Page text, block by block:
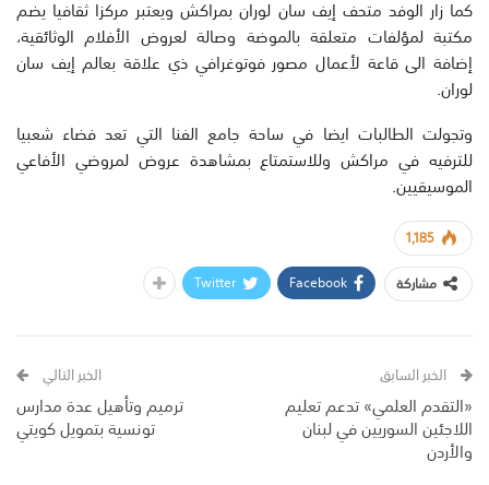
كما زار الوفد متحف إيف سان لوران بمراكش ويعتبر مركزا ثقافيا يضم
مكتبة لمؤلفات متعلقة بالموضة وصالة لعروض الأفلام الوثائقية،
إضافة الى قاعة لأعمال مصور فوتوغرافي ذي علاقة بعالم إيف سان
لوران.
وتجولت الطالبات ايضا في ساحة جامع الفنا التي تعد فضاء شعبيا
للترفيه في مراكش وللاستمتاع بمشاهدة عروض لمروضي الأفاعي
الموسيقيين.
1,185
مشاركة
Facebook
Twitter
الخبر السابق
«التقدم العلمي» تدعم تعليم
اللاجئين السوريين في لبنان
والأردن
الخبر التالي
ترميم وتأهيل عدة مدارس
تونسية بتمويل كويتي